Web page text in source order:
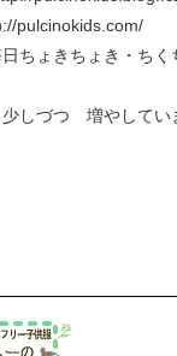
pulcinokids.com/
ちょきちょき・ちく
少しづつ 増やしてい